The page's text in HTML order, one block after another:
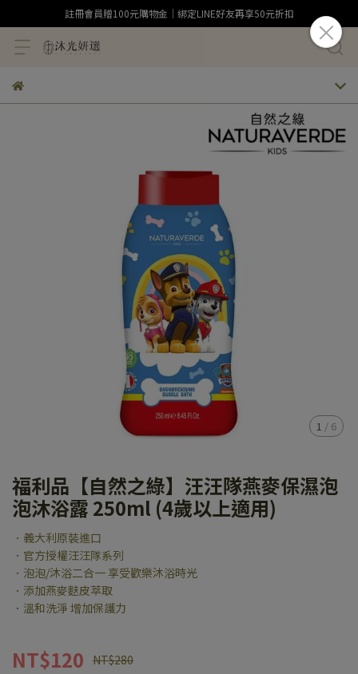
註冊會員贈100元購物金｜綁定LINE好友再享50元折扣
1 / 6
福利品【自然之綠】汪汪隊燕麥保濕泡
泡沐浴露 250ml (4歲以上適用)
．義大利原裝進口
．官方授權汪汪隊系列
．泡泡/沐浴二合一 享受歡樂沐浴時光
．添加燕麥麩皮萃取
．溫和洗淨 增加保護力
NT$120 NT$280